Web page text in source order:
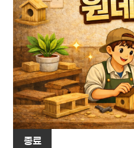
종료